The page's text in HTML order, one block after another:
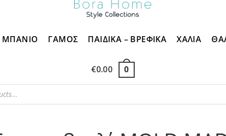
ΜΠΑΝΙΟ ΓΑΜΟΣ ΠΑΙΔΙΚΑ – ΒΡΕΦΙΚΑ ΧΑΛΙΑ
€0.00 0